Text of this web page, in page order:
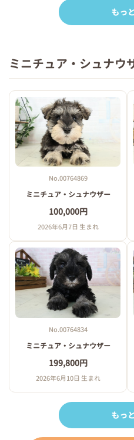
もっ
ミニチュア・シュナウ
No.00764869
ミニチュア・シュナウザー
100,000円
2026年6月7日 生まれ
No.00764834
ミニチュア・シュナウザー
199,800円
2026年6月10日 生まれ
もっ